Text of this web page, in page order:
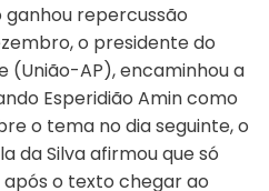
repercussão
o presidente do
(União-AP), encaminhou a
Esperidião Amin como
o tema no dia seguinte, o
da Silva afirmou que só
o texto chegar ao